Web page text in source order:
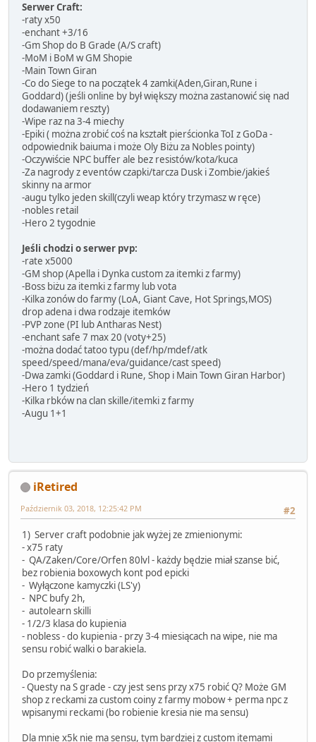
Serwer Craft:
-raty x50
-enchant +3/16
-Gm Shop do B Grade (A/S craft)
-MoM i BoM w GM Shopie
-Main Town Giran
-Co do Siege to na początek 4 zamki(Aden,Giran,Rune i
Goddard) (jeśli online by był większy można zastanowić się nad
dodawaniem reszty)
-Wipe raz na 3-4 miechy
-Epiki ( można zrobić coś na kształt pierścionka ToI z GoDa -
odpowiednik baiuma i może Oly Biżu za Nobles pointy)
-Oczywiście NPC buffer ale bez resistów/kota/kuca
-Za nagrody z eventów czapki/tarcza Dusk i Zombie/jakieś
skinny na armor
-augu tylko jeden skill(czyli weap który trzymasz w ręce)
-nobles retail
-Hero 2 tygodnie
Jeśli chodzi o serwer pvp:
-rate x5000
-GM shop (Apella i Dynka custom za itemki z farmy)
-Boss biżu za itemki z farmy lub vota
-Kilka zonów do farmy (LoA, Giant Cave, Hot Springs,MOS)
drop adena i dwa rodzaje itemków
-PVP zone (PI lub Antharas Nest)
-enchant safe 7 max 20 (voty+25)
-można dodać tatoo typu (def/hp/mdef/atk
speed/speed/mana/eva/guidance/cast speed)
-Dwa zamki (Goddard i Rune, Shop i Main Town Giran Harbor)
-Hero 1 tydzień
-Kilka rbków na clan skille/itemki z farmy
-Augu 1+1
iRetired
#2
Październik 03, 2018, 12:25:42 PM
1) Server craft podobnie jak wyżej ze zmienionymi:
- x75 raty
- QA/Zaken/Core/Orfen 80lvl - każdy będzie miał szanse bić,
bez robienia boxowych kont pod epicki
- Wyłączone kamyczki (LS'y)
- NPC bufy 2h,
- autolearn skilli
- 1/2/3 klasa do kupienia
- nobless - do kupienia - przy 3-4 miesiącach na wipe, nie ma
sensu robić walki o barakiela.
Do przemyślenia:
- Questy na S grade - czy jest sens przy x75 robić Q? Może GM
shop z reckami za custom coiny z farmy mobow + perma npc z
wpisanymi reckami (bo robienie kresia nie ma sensu)
Dla mnie x5k nie ma sensu, tym bardziej z custom itemami